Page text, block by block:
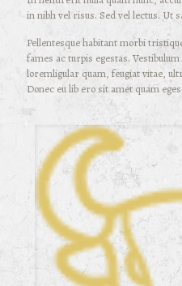
in nibh vel risus. Sed vel lectus. Ut
Pellentesque habitant morbi
fames ac turpis egestas.
loremligular quam, feugiat vitae,
Donec eu lib ero sit amet quam eges.